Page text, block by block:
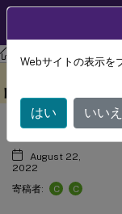
XenMobile Server
管理対象ア
リシー
August 22,
2022
寄稿者:
C C
Webサイトの表示を
はい いいえ